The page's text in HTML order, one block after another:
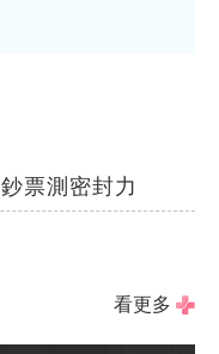
票測密封力
看更多